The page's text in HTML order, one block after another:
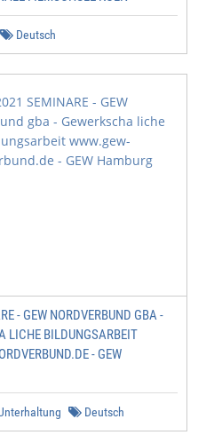
Deutsch
- GEW NORDVERBUND GBA -
LICHE BILDUNGSARBEIT
- GEW
Deutsch